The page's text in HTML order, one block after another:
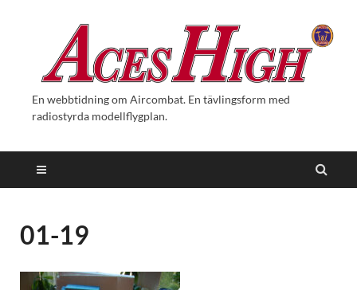
En webbtidning om Aircombat. En tävlingsform med
radiostyrda modellflygplan.
01-19